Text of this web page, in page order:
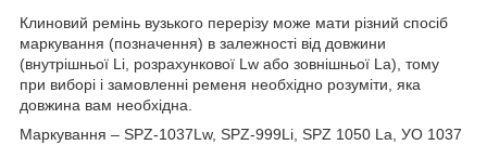
Клиновий ремінь вузького перерізу може мати різний спосіб
маркування (позначення) в залежності від довжини
(внутрішньої Li, розрахункової Lw або зовнішньої La), тому
при виборі і замовленні ременя необхідно розуміти, яка
довжина вам необхідна.
Маркування – SPZ-1037Lw, SPZ-999Li, SPZ 1050 La, УО 1037